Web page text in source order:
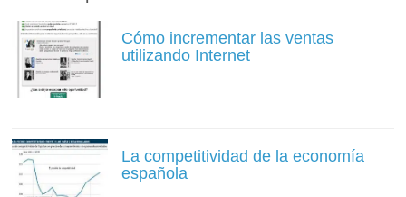
Cómo incrementar las ventas
utilizando Internet
La competitividad de la economía
española